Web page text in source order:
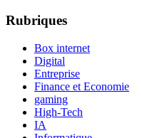
Rubriques
Box internet
Digital
Entreprise
Finance et Economie
gaming
High-Tech
IA